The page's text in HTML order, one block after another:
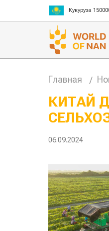
Кукуруза
Рис 300000₸
Пшеница 3
Главная
КИТАЙ
06.09.2024
Жара в
зерно